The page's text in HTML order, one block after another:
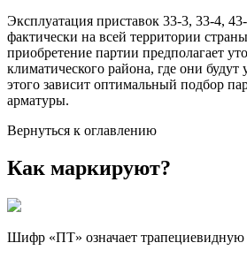
Эксплуатация приставок 33-3, 33-4,
фактически на всей территории
приобретение партии предполагает
климатического района, где они будут
этого зависит оптимальный подбор
арматуры.
Вернуться к оглавлению
Как маркируют?
Шифр «ПТ» означает трапециевидную